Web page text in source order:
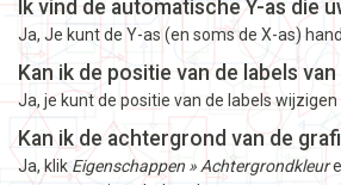
Ik vind de automatische Y-as die
Ja, Je kunt de Y-as (en soms de X-as)
Kan ik de positie van de labels
Ja, je kunt de positie van de labels
Kan ik de achtergrond van de
Ja, klik Eigenschappen » Achtergrondkleur